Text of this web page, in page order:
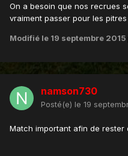
On a besoin que nos recrues
vraiment passer pour les
Modifié le 19 septembre 2015
namson730
Posté(e) le 19
Match important afin de rester